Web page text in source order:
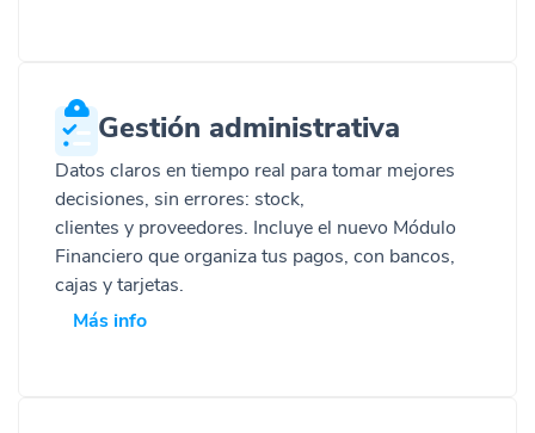
Gestión administrativa
Datos claros en tiempo real para tomar mejores
decisiones, sin errores: stock,
clientes y proveedores. Incluye el nuevo Módulo
Financiero que organiza tus pagos, con bancos,
cajas y tarjetas.
Más info